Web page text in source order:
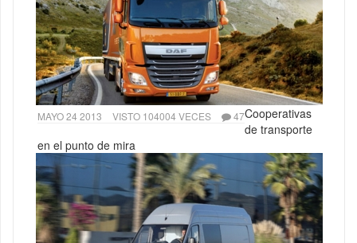
MAYO 24 2013 VISTO 104004 VECES 47Cooperativas
de transporte
en el punto de mira